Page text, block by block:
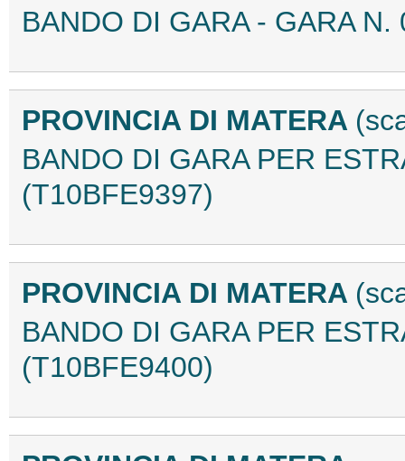
BANDO DI GARA - GARA
PROVINCIA DI MATERA
BANDO DI GARA PER
(T10BFE9397)
PROVINCIA DI MATERA
BANDO DI GARA PER
(T10BFE9400)